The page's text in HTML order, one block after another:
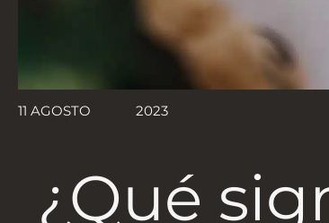
11 AGOSTO 2023
¿Qué